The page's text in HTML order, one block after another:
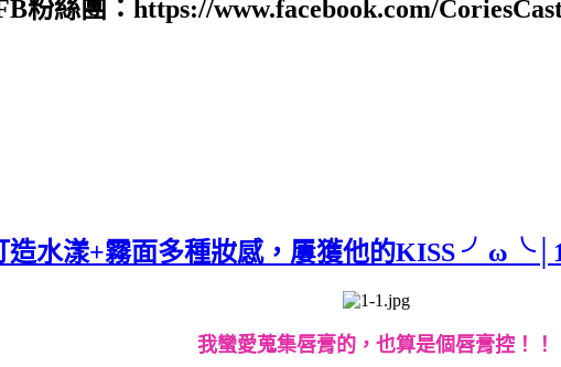
粉絲團：https://www.facebook.com/
水漾+霧面多種妝感，屢獲他的KISS
我蠻愛蒐集唇膏的，也算是個唇膏控！！